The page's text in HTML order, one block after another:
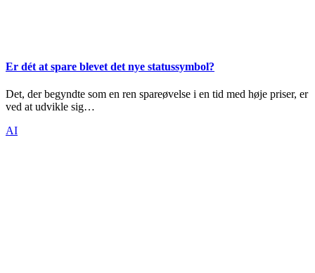
Er dét at spare blevet det nye statussymbol?
Det, der begyndte som en ren spareøvelse i en tid med høje priser, er
ved at udvikle sig…
AI